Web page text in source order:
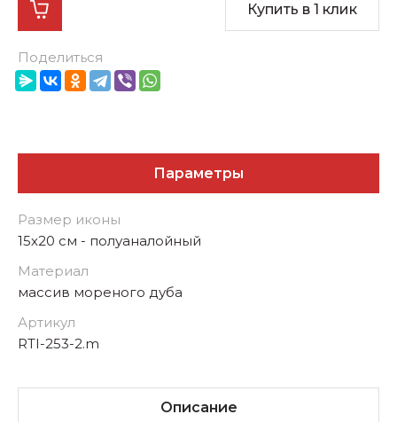
Купить в 1 клик
Поделиться
Параметры
Размер иконы
15х20 см - полуаналойный
Материал
массив мореного дуба
Артикул
RTI-253-2.m
Описание